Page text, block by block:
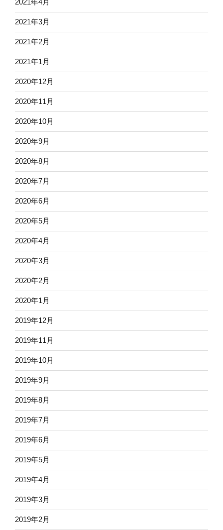
2021年4月
2021年3月
2021年2月
2021年1月
2020年12月
2020年11月
2020年10月
2020年9月
2020年8月
2020年7月
2020年6月
2020年5月
2020年4月
2020年3月
2020年2月
2020年1月
2019年12月
2019年11月
2019年10月
2019年9月
2019年8月
2019年7月
2019年6月
2019年5月
2019年4月
2019年3月
2019年2月